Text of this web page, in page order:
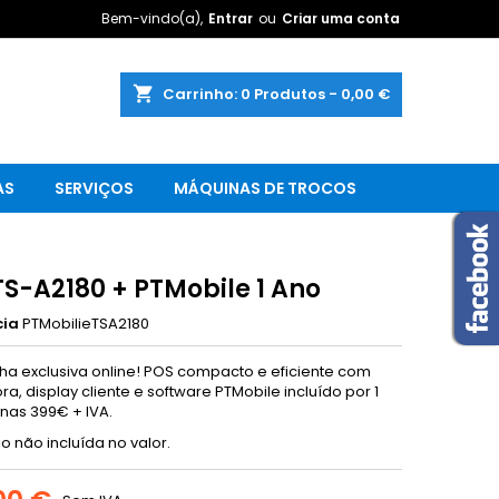
Bem-vindo(a), Entrar ou Criar uma conta
shopping_cart Carrinho: 0 Produtos - 0,00 €
SERVIÇOS MÁQUINAS DE TROCOS
A2180 + PTMobile 1 Ano
PTMobilieTSA2180
exclusiva online! POS compacto e eficiente com
display cliente e software PTMobile incluído por 1
399€ + IVA.
não incluída no valor.